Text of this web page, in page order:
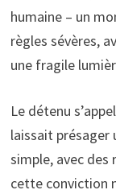
humaine – un
règles sévères,
une fragile
Le détenu
laissait présager
simple, avec
cette conviction